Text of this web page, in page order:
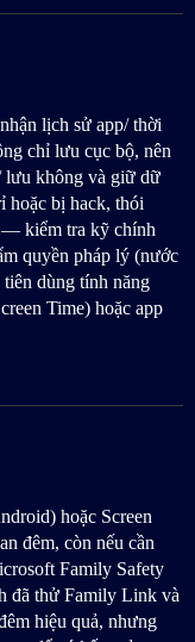
lịch sử app/ thời
chỉ lưu cục bộ, nên
lưu không và giữ dữ
hoặc bị hack, thói
— kiểm tra kỹ chính
quyền pháp lý (nước
dùng tính năng
Time) hoặc app
hoặc Screen
đêm, còn nếu cần
Family Safety
đã thử Family Link và
hiệu quả, nhưng